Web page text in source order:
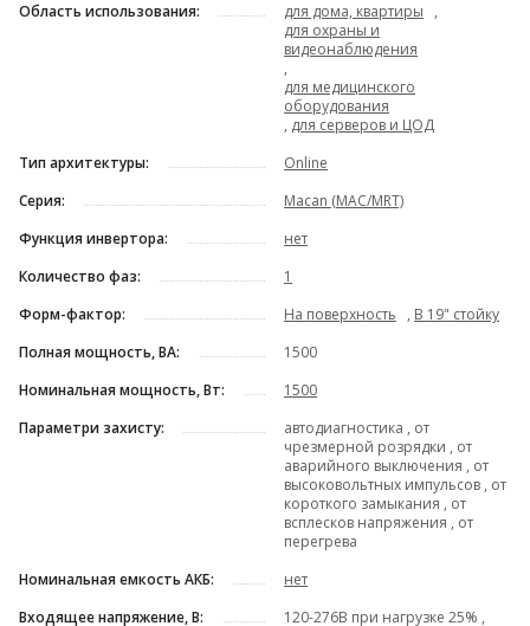
Область использования:
для дома, квартиры
,
для охраны и
видеонаблюдения
,
для медицинского
оборудования
, для серверов и ЦОД
Тип архитектуры:
Online
Серия:
Macan (MAC/MRT)
Функция инвертора:
нет
Количество фаз:
1
Форм-фактор:
На поверхность , В 19" стойку
Полная мощность, ВА:
1500
Номинальная мощность, Вт:
1500
Параметри захисту:
автодиагностика , от
чрезмерной розрядки , от
аварийного выключения , от
высоковольтных импульсов , от
короткого замыкания , от
всплесков напряжения , от
перегрева
Номинальная емкость АКБ:
нет
Входящее напряжение, В:
120-276В при нагрузке 25% ,